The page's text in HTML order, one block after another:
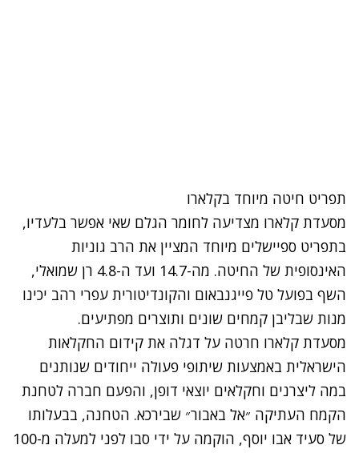
תפריט חיטה מיוחד בקלארו
מסעדת קלארו מצדיעה לחומר הגלם שאי אפשר בלעדיו,
בתפריט ספיישלים מיוחד המציין את הרב גוניות
האינסופית של החיטה. מה-14.7 ועד ה-4.8 רן שמואלי,
השף בפועל טל פייגנבאום והקונדיטורית עפרי רהב יכינו
מנות שבליבן קמחים שונים ותוצרים מפתיעים.
מסעדת קלארו חרטה על דגלה את קידום החקלאות
הישראלית באמצעות שיתופי פעולה ייחודים שנותנים
במה ליצרנים וחקלאים יוצאי דופן, והפעם חברה לטחנת
הקמח העתיקה ״אל באבור״ שבירכא. הטחנה, בבעלותו
של סעיד אבו יוסף, הוקמה על ידי סבו לפני למעלה מ-100